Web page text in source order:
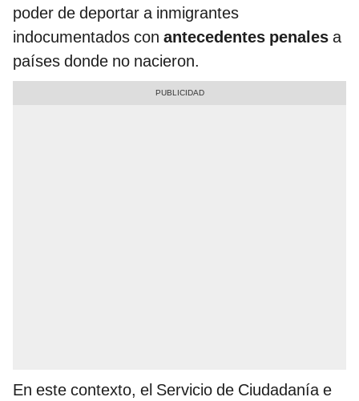
poder de deportar a inmigrantes
indocumentados con antecedentes penales a
países donde no nacieron.
En este contexto, el Servicio de Ciudadanía e